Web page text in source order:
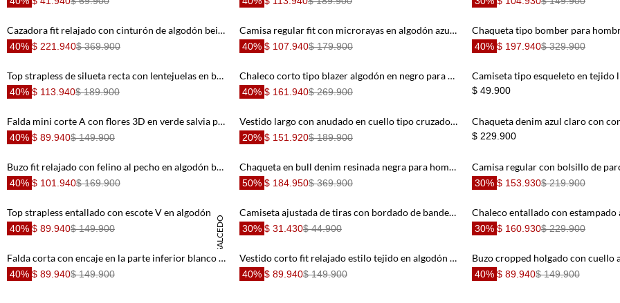
Cazadora fit relajado con cinturón de algodón beige para mujer
40% $ 221.940$ 369.900
Camisa regular fit con microrayas en algodón azul claro para hombre
40% $ 107.940$ 179.900 40% $ 197.940$ 329.900
Top strapless de silueta recta con lentejuelas en beige para mujer
40% $ 113.940$ 189.900
Chaleco corto tipo blazer algodón en negro para mujer
40% $ 161.940$ 269.900 $ 49.900
Falda mini corte A con flores 3D en verde salvia para mujer
40% $ 89.940$ 149.900
Vestido largo con anudado en cuello tipo cruzado en tono rosa para mujer
20% $ 151.920$ 189.900 $ 229.900
Buzo fit relajado con felino al pecho en algodón blanco para hombre
40% $ 101.940$ 169.900
Chaqueta en bull denim resinada negra para hombre
50% $ 184.950$ 369.900 30% $ 153.930$ 219.900
DANIELA SALCEDO
40% $ 89.940$ 149.900
Camiseta ajustada de tiras con bordado de bandera de Colombia en blanco para mujer
30% $ 31.430$ 44.900 30% $ 160.930$ 229.900
Falda corta con encaje en la parte inferior blanco para mujer
40% $ 89.940$ 149.900
Vestido corto fit relajado estilo tejido en algodón verde lima para mujer
40% $ 89.940$ 149.900 40% $ 89.940$ 149.900